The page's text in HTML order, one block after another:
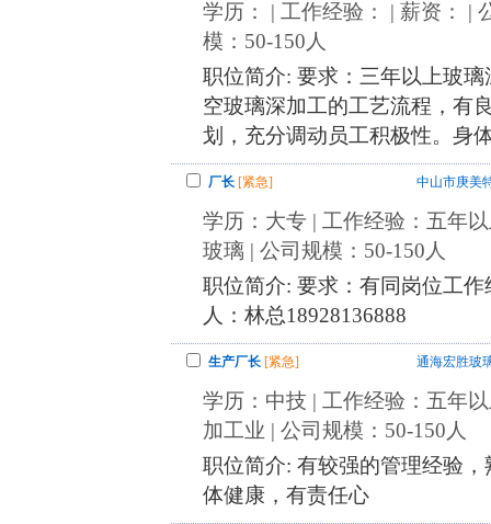
学历： | 工作经验： | 薪资： |
模：50-150人
职位简介: 要求：三年以上玻
空玻璃深加工的工艺流程，有
划，充分调动员工积极性。身
厂长 [紧急] 中山市庚美
学历：大专 | 工作经验：五年
玻璃 | 公司规模：50-150人
职位简介: 要求：有同岗位工
人：林总18928136888
生产厂长 [紧急] 通海宏胜玻
学历：中技 | 工作经验：五年
加工业 | 公司规模：50-150人
职位简介: 有较强的管理经验
体健康，有责任心